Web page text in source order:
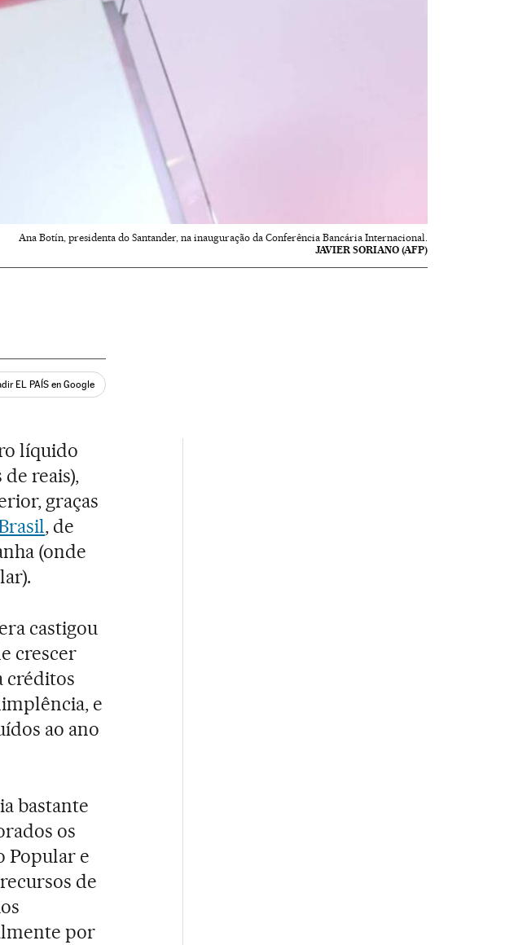
Ana Botín, presidenta do Santander, na inauguração da Conferência Bancária Internacional.
JAVIER SORIANO (AFP)
EL PAÍS en Google
líquido
reais),
graças
, de
(onde
castigou
crescer
créditos
e
ao ano
bastante
os
Popular e
de
por